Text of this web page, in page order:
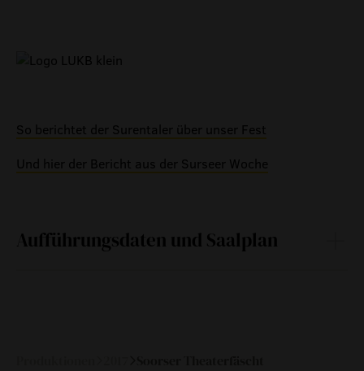
So berichtet der Surentaler über unser Fest
Und hier der Bericht aus der Surseer Woche
Aufführungsdaten und Saalplan